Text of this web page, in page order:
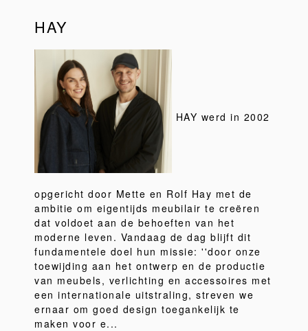
HAY
HAY werd in 2002
opgericht door Mette en Rolf Hay met de
ambitie om eigentijds meubilair te creëren
dat voldoet aan de behoeften van het
moderne leven. Vandaag de dag blijft dit
fundamentele doel hun missie: ''door onze
toewijding aan het ontwerp en de productie
van meubels, verlichting en accessoires met
een internationale uitstraling, streven we
ernaar om goed design toegankelijk te
maken voor e...